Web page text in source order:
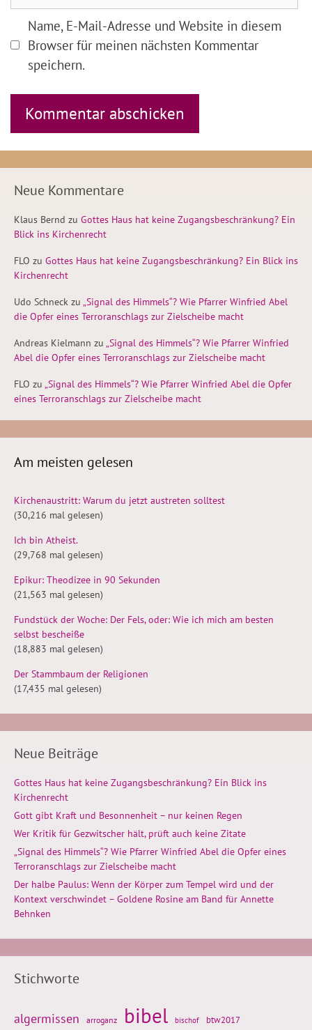
Name, E-Mail-Adresse und Website in diesem
Browser für meinen nächsten Kommentar
speichern.
Neue Kommentare
Klaus Bernd zu Gottes Haus hat keine Zugangsbeschränkung? Ein
Blick ins Kirchenrecht
FLO zu Gottes Haus hat keine Zugangsbeschränkung? Ein Blick ins
Kirchenrecht
Udo Schneck zu „Signal des Himmels“? Wie Pfarrer Winfried Abel
die Opfer eines Terroranschlags zur Zielscheibe macht
Andreas Kielmann zu „Signal des Himmels“? Wie Pfarrer Winfried
Abel die Opfer eines Terroranschlags zur Zielscheibe macht
FLO zu „Signal des Himmels“? Wie Pfarrer Winfried Abel die Opfer
eines Terroranschlags zur Zielscheibe macht
Am meisten gelesen
Kirchenaustritt: Warum du jetzt austreten solltest
(30,216 mal gelesen)
Ich bin Atheist.
(29,768 mal gelesen)
Epikur: Theodizee in 90 Sekunden
(21,563 mal gelesen)
Fundstück der Woche: Der Fels, oder: Wie ich mich am besten
selbst bescheiße
(18,883 mal gelesen)
Der Stammbaum der Religionen
(17,435 mal gelesen)
Neue Beiträge
Gottes Haus hat keine Zugangsbeschränkung? Ein Blick ins
Kirchenrecht
Gott gibt Kraft und Besonnenheit – nur keinen Regen
Wer Kritik für Gezwitscher hält, prüft auch keine Zitate
„Signal des Himmels“? Wie Pfarrer Winfried Abel die Opfer eines
Terroranschlags zur Zielscheibe macht
Der halbe Paulus: Wenn der Körper zum Tempel wird und der
Kontext verschwindet – Goldene Rosine am Band für Annette
Behnken
Stichworte
algermissen arroganz bibel bischof btw2017